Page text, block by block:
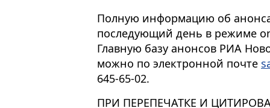
Полную информацию об
последующий день в режиме
Главную базу анонсов РИА
можно по электронной почте
645-65-02.
ПРИ ПЕРЕПЕЧАТКЕ И